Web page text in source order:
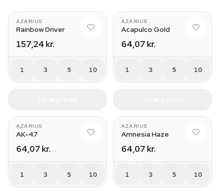
AZARIUS
Rainbow Driver
157,24 kr.
1 3 5 10
AZARIUS
Acapulco Gold
64,07 kr.
1 3 5 10
AZARIUS
AK-47
64,07 kr.
1 3 5 10
AZARIUS
Amnesia Haze
64,07 kr.
1 3 5 10